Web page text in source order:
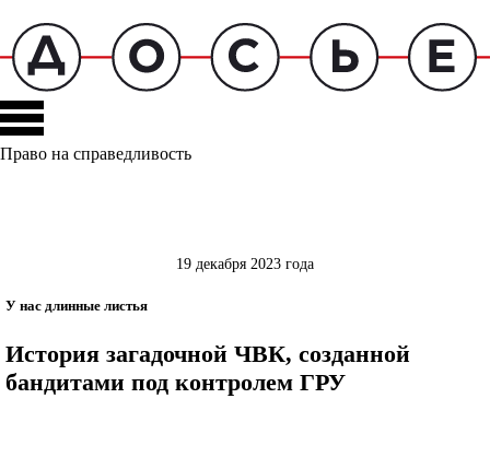
Право на справедливость
19 декабря 2023 года
У нас длинные листья
История загадочной ЧВК, созданной
бандитами под контролем ГРУ